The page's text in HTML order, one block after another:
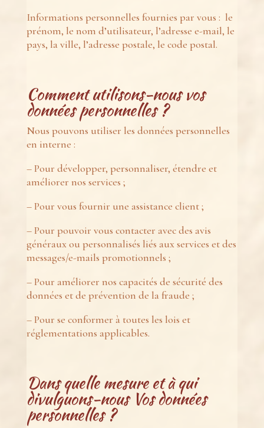
Informations personnelles fournies par vous : le
prénom, le nom d’utilisateur, l’adresse e-mail, le
pays, la ville, l’adresse postale, le code postal.
Comment utilisons-nous vos
données personnelles ?
Nous pouvons utiliser les données personnelles
en interne :
– Pour développer, personnaliser, étendre et
améliorer nos services ;
– Pour vous fournir une assistance client ;
– Pour pouvoir vous contacter avec des avis
généraux ou personnalisés liés aux services et des
messages/e-mails promotionnels ;
– Pour améliorer nos capacités de sécurité des
données et de prévention de la fraude ;
– Pour se conformer à toutes les lois et
réglementations applicables.
Dans quelle mesure et à qui
divulguons-nous Vos données
personnelles ?